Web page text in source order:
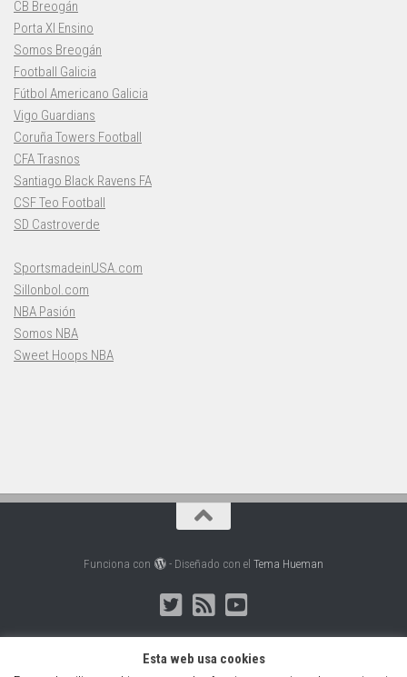
CB Breogán
Porta XI Ensino
Somos Breogán
Football Galicia
Fútbol Americano Galicia
Vigo Guardians
Coruña Towers Football
CFA Trasnos
Santiago Black Ravens FA
CSF Teo Football
SD Castroverde
SportsmadeinUSA.com
Sillonbol.com
NBA Pasión
Somos NBA
Sweet Hoops NBA
Funciona con - Diseñado con el Tema Hueman
Esta web usa cookies